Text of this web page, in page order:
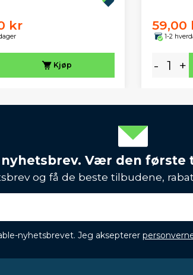
kr
Kjøp
59,00
1-2
- +
Vær den
og få de beste tilbudene,
nyhetsbrevet. Jeg aksepterer